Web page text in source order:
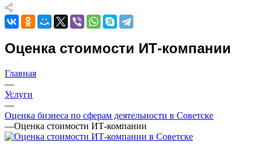
Оценка стоимости ИТ-компании
Главная
—
Услуги
—
Оценка бизнеса по сферам деятельности в Советске
—Оценка стоимости ИТ-компании
Абакан
Абдулино
Азов
Алушта
Альметьевск
Анапа
Ангарск
Анжеро-Судженск
Апатиты